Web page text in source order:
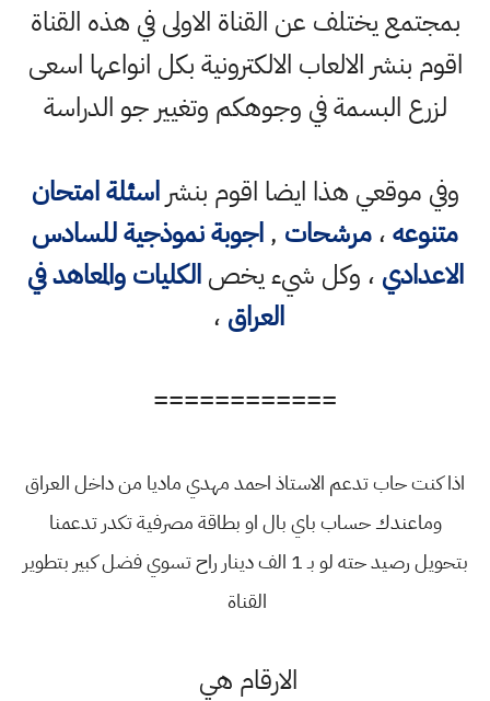
بمجتمع يختلف عن القناة الاولى في هذه القناة
اقوم بنشر الالعاب الالكترونية بكل انواعها اسعى
لزرع البسمة في وجوهكم وتغيير جو الدراسة
وفي موقعي هذا ايضا اقوم بنشراسئلة امتحان
متنوعه،مرشحات ,اجوبة نموذجية للسادس
الاعدادي ، وكل شيء يخصالكليات والمعاهد في
العراق ،
============
اذا كنت حاب تدعم الاستاذ احمد مهدي ماديا من داخل العراق
وماعندك حساب باي بال او بطاقة مصرفية تكدر تدعمنا
بتحويل رصيد حته لو بـ 1 الف دينار راح تسوي فضل كبير بتطوير
القناة
الارقام هي